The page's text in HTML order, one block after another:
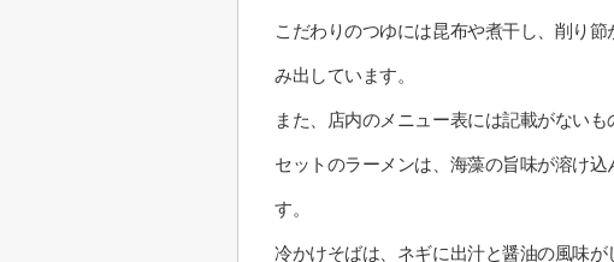
こだわりのつゆには昆布や煮干し、削り
み出しています。
また、店内のメニュー表には記載がない
セットのラーメンは、海藻の旨味が溶け
す。
冷かけそばは、ネギに出汁と醤油の風味